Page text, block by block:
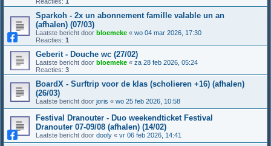
Sparkoh - 2x un abonnement famille valable un an
(afhalen) (07/03)
Laatste bericht door bloemeke « wo 04 mar 2026, 17:30
Reacties: 1
Geberit - Douche wc (27/02)
Laatste bericht door bloemeke « za 28 feb 2026, 05:24
Reacties: 3
BoardX - Surftrip voor de klas (scholieren +16) (afhalen)
(26/03)
Laatste bericht door joris « wo 25 feb 2026, 10:58
Festival Dranouter - Duo weekendticket Festival
Dranouter 07-09/08 (afhalen) (14/02)
Laatste bericht door dooly « vr 06 feb 2026, 14:41